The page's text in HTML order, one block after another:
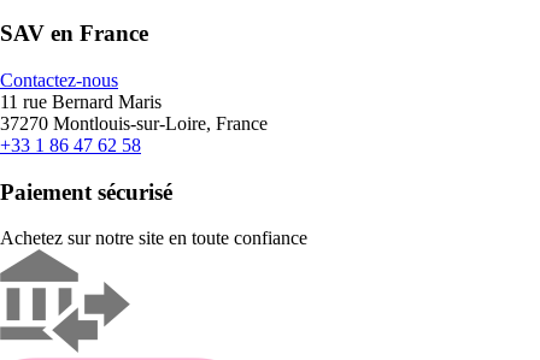
SAV en France
Contactez-nous
11 rue Bernard Maris
37270 Montlouis-sur-Loire, France
+33 1 86 47 62 58
Paiement sécurisé
Achetez sur notre site en toute confiance